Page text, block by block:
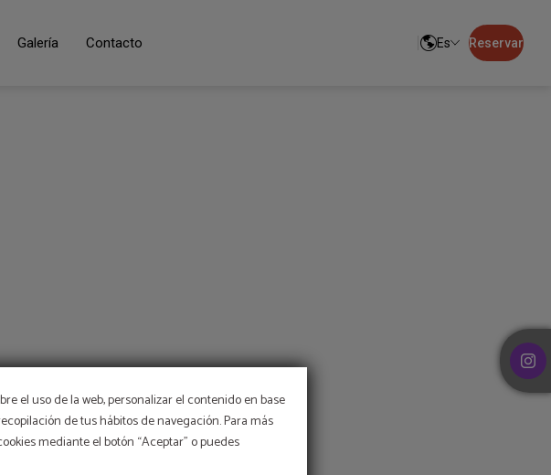
el uso de la web, personalizar el contenido en base
de tus hábitos de navegación. Para más
mediante el botón “Aceptar” o puedes
Galería Contacto Es Reservar